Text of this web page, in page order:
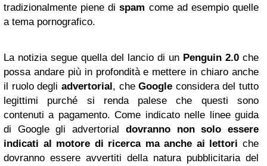
tradizionalmente piene dispam come ad esempio quelle
a tema pornografico.
La notizia segue quella del lancio di un Penguin 2.0 che
possa andare più in profondità e mettere in chiaro anche
il ruolo degli advertorial, cheGoogle considera del tutto
legittimi purché si renda palese che questi sono
contenuti a pagamento. Come indicato nelle linee guida
di Google gli advertorial dovranno non solo essere
indicati al motore di ricerca ma anche ai lettori che
dovranno essere avvertiti della natura pubblicitaria del